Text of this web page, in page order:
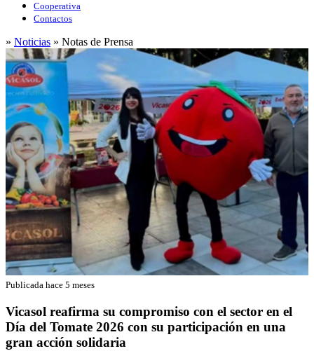
Cooperativa
Contactos
» Noticias » Notas de Prensa
Publicada hace 5 meses
Vicasol reafirma su compromiso con el sector en el
Día del Tomate 2026 con su participación en una
gran acción solidaria